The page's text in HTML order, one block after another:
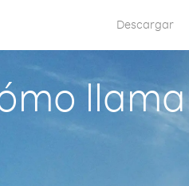
Descargar